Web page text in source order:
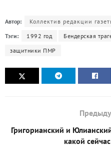
Автор:
Коллектив редакции
Тэги:
1992 год Бендерская
защитники ПМР
Григорианский и
какой